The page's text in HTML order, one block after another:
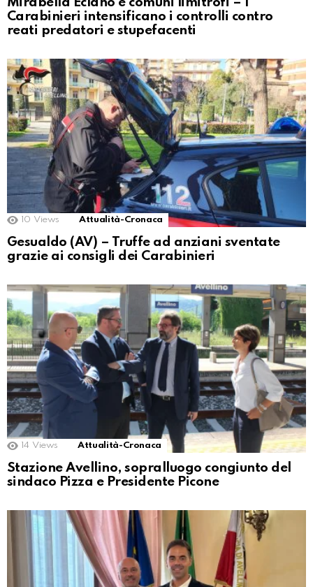
Carabinieri intensificano i controlli contro
reati predatori e stupefacenti
10 Views Attualità-Cronaca
Gesualdo (AV) – Truffe ad anziani sventate
grazie ai consigli dei Carabinieri
14 Views Attualità-Cronaca
Stazione Avellino, sopralluogo congiunto del
sindaco Pizza e Presidente Picone